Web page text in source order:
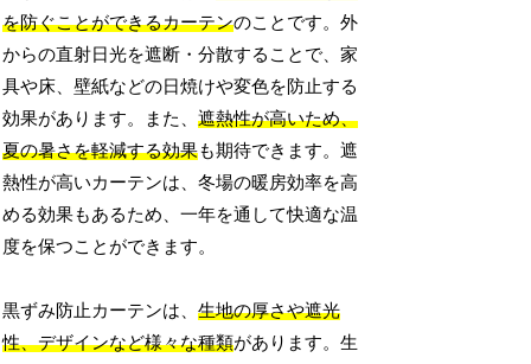
を防ぐことができるカーテンのことです。外
からの直射日光を遮断・分散することで、家
具や床、壁紙などの日焼けや変色を防止する
効果があります。また、遮熱性が高いため、
夏の暑さを軽減する効果も期待できます。遮
熱性が高いカーテンは、冬場の暖房効率を高
める効果もあるため、一年を通して快適な温
度を保つことができます。
黒ずみ防止カーテンは、生地の厚さや遮光
性、デザインなど様々な種類があります。生